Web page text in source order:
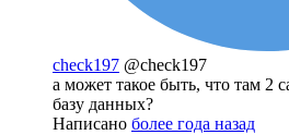
check197 @check197
а может такое быть, что там 2
базу данных?
Написано более года назад